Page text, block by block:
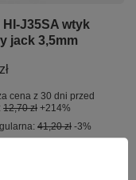
HI-J35SA wtyk
jack 3,5mm
cena z 30 dni przed
12,70 zł +214%
41,20 zł -3%